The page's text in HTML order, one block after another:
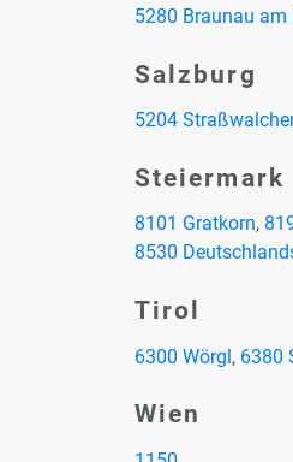
5280 Brau­nau am
Salz­burg
5204
Stei­er­mark
8101 Grat­korn,
8530
Ti­rol
6300 Wörgl, 6380
Wien